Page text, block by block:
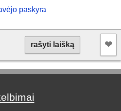
paskyra
rašyti laišką ❤︎